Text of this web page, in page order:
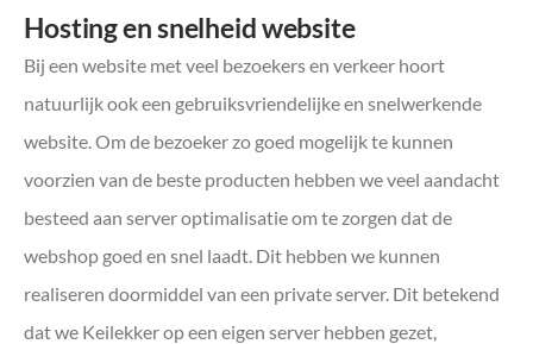
Hosting en snelheid website
Bij een website met veel bezoekers en verkeer hoort
natuurlijk ook een gebruiksvriendelijke en snelwerkende
website. Om de bezoeker zo goed mogelijk te kunnen
voorzien van de beste producten hebben we veel aandacht
besteed aan server optimalisatie om te zorgen dat de
webshop goed en snel laadt. Dit hebben we kunnen
realiseren doormiddel van een private server. Dit betekend
dat we Keilekker op een eigen server hebben gezet,